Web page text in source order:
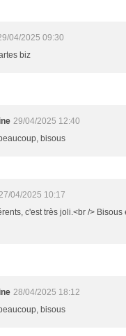
04/2025 09:30
biz
29/04/2025 12:40
bisous
04/2025 10:17
c'est très joli.<br /> Bisous
28/04/2025 18:12
bisous